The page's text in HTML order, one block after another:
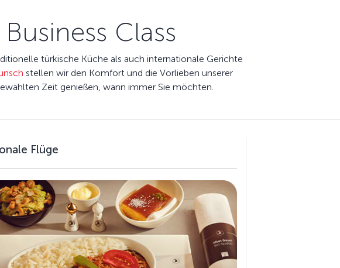
Class
türkische Küche als auch internationale Gerichte
stellen wir den Komfort und die Vorlieben unserer
Zeit genießen, wann immer Sie möchten.
Flüge